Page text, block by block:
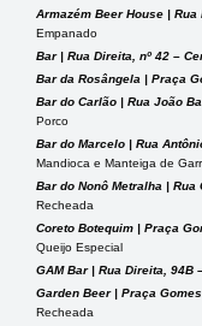
Armazém Beer House |
Empanado
Bar | Rua Direita, nº 42 –
Bar da Rosângela | Praça
Bar do Carlão | Rua João
Porco
Bar do Marcelo | Rua
Mandioca e Manteiga de
Bar do Nonô Metralha | Rua
Recheada
Coreto Botequim | Praça
Queijo Especial
GAM Bar | Rua Direita, 94B
Garden Beer | Praça
Recheada